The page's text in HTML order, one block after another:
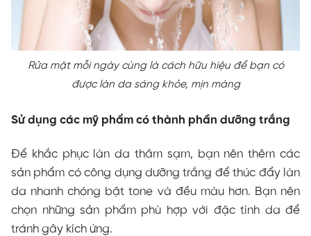
Rửa mặt mỗi ngày cùng là cách hữu hiệu để bạn có
được làn da sáng khỏe, mịn màng
Sử dụng các mỹ phẩm có thành phần dưỡng trắng
Để khắc phục làn da thâm sạm, bạn nên thêm các
sản phẩm có công dụng dưỡng trắng để thúc đẩy làn
da nhanh chóng bật tone và đều màu hơn. Bạn nên
chọn những sản phẩm phù hợp với đặc tính da để
tránh gây kích ứng.